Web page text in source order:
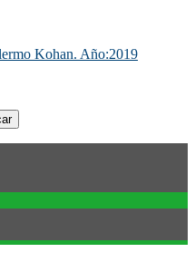
Kohan. Año:2019